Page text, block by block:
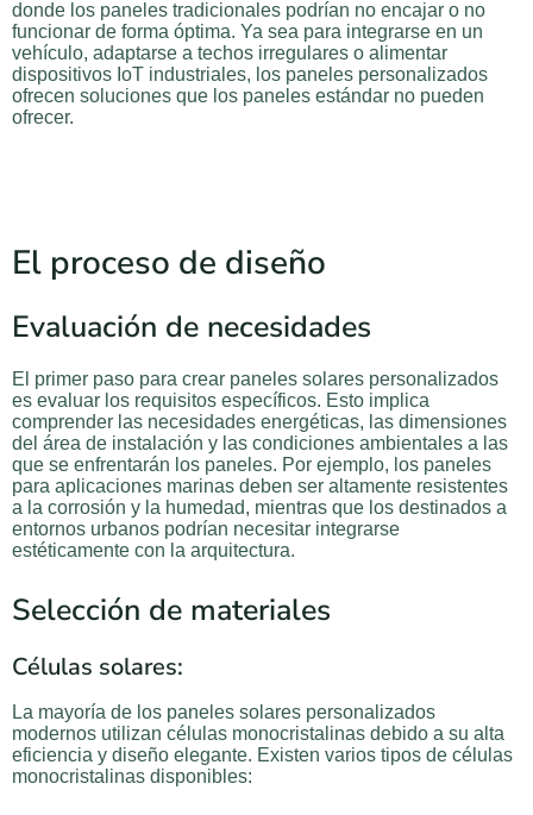
donde los paneles tradicionales podrían no encajar o no
funcionar de forma óptima. Ya sea para integrarse en un
vehículo, adaptarse a techos irregulares o alimentar
dispositivos IoT industriales, los paneles personalizados
ofrecen soluciones que los paneles estándar no pueden
ofrecer.
El proceso de diseño
Evaluación de necesidades
El primer paso para crear paneles solares personalizados
es evaluar los requisitos específicos. Esto implica
comprender las necesidades energéticas, las dimensiones
del área de instalación y las condiciones ambientales a las
que se enfrentarán los paneles. Por ejemplo, los paneles
para aplicaciones marinas deben ser altamente resistentes
a la corrosión y la humedad, mientras que los destinados a
entornos urbanos podrían necesitar integrarse
estéticamente con la arquitectura.
Selección de materiales
Células solares:
La mayoría de los paneles solares personalizados
modernos utilizan células monocristalinas debido a su alta
eficiencia y diseño elegante. Existen varios tipos de células
monocristalinas disponibles: